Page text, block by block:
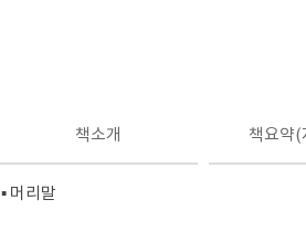
책소개 책요약(
▪ 머리말